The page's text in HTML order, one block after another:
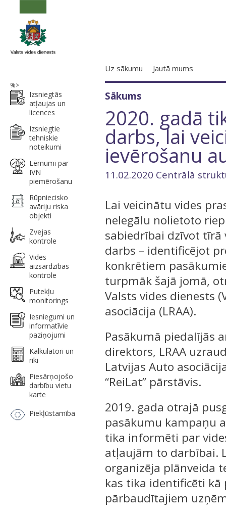
Uz sākumu Jautā mums
%>
Izsniegtās
atļaujas un
licences
Izsniegtie
tehniskie
noteikumi
Lēmumi par
IVN
piemērošanu
Rūpniecisko
avāriju riska
objekti
Zvejas
kontrole
Vides
aizsardzības
kontrole
Putekļu
monitorings
Iesniegumi un
informatīvie
paziņojumi
Kalkulatori un
rīki
Piesārņojošo
darbību vietu
karte
Piekļūstamība
Sākums
2020. gadā
darbs, lai
ievērošanu
11.02.2020 Centrālā
Lai veicinātu vides
nelegālu nolietoto
sabiedrībai dzīvot tīrā
darbs – identificējot
konkrētiem
turpmāk šajā jomā,
Valsts vides dienests
asociācija (LRAA).
Pasākumā piedalījās
direktors, LRAA
Latvijas Auto
“ReiLat” pārstāvis.
2019. gada otrajā
pasākumu kampaņu
tika informēti par
atļaujām to darbībai.
organizēja plānveida
kas tika identificēti kā
pārbaudītajiem